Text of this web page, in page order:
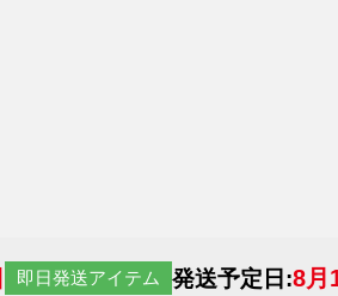
即日発送アイテム 発送予定日:8月